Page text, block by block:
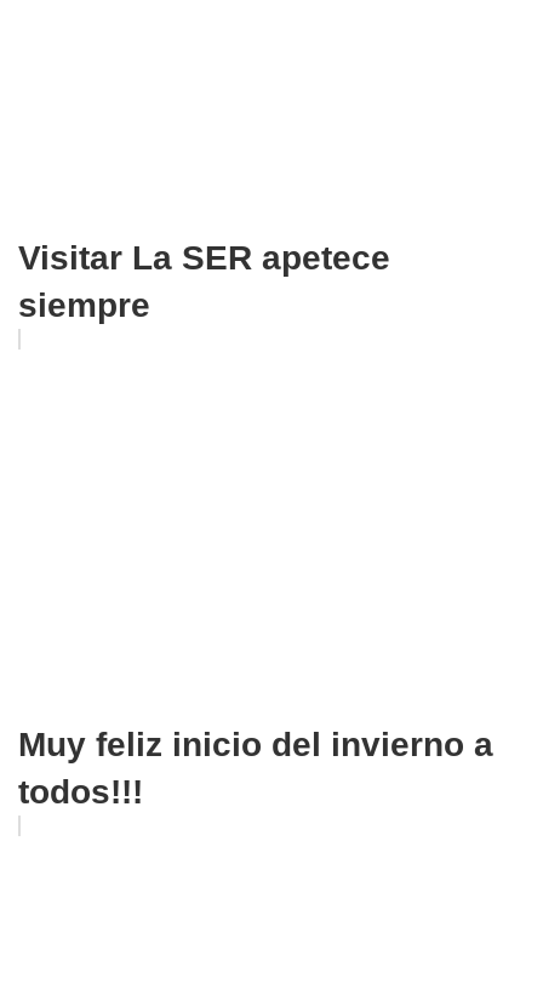
Visitar La SER apetece
siempre
Muy feliz inicio del invierno a
todos!!!